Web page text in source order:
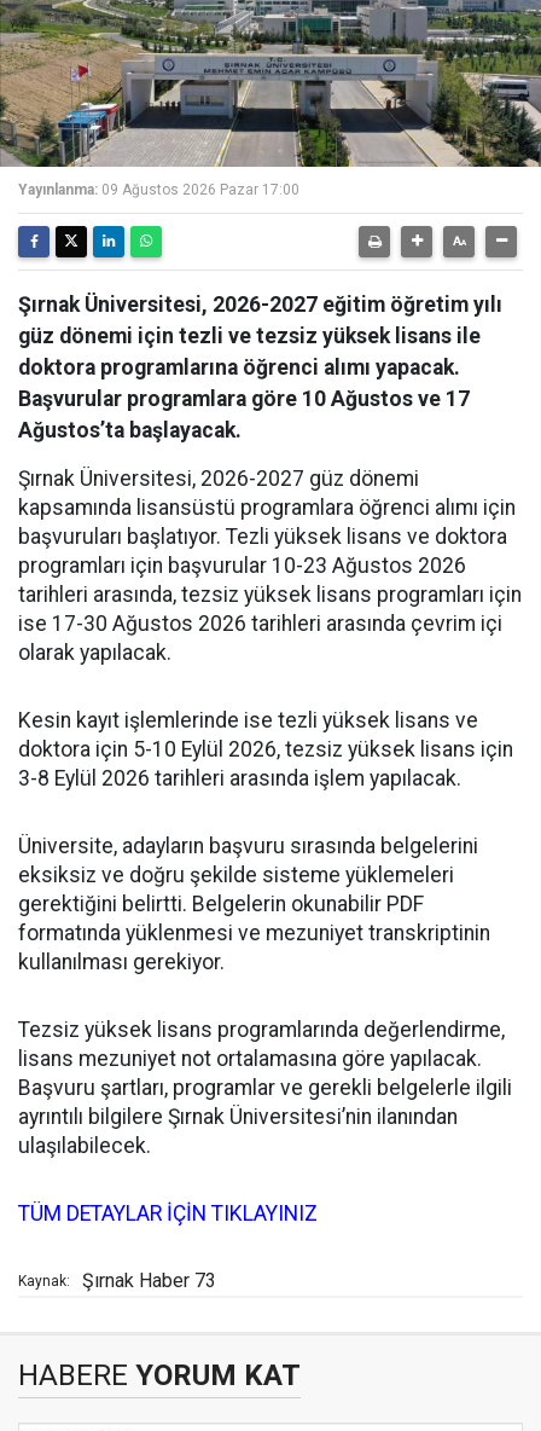
Yayınlanma: 09 Ağustos 2026 Pazar 17:00
Şırnak Üniversitesi, 2026-2027 eğitim öğretim yılı
güz dönemi için tezli ve tezsiz yüksek lisans ile
doktora programlarına öğrenci alımı yapacak.
Başvurular programlara göre 10 Ağustos ve 17
Ağustos’ta başlayacak.
Şırnak Üniversitesi, 2026-2027 güz dönemi
kapsamında lisansüstü programlara öğrenci alımı için
başvuruları başlatıyor. Tezli yüksek lisans ve doktora
programları için başvurular 10-23 Ağustos 2026
tarihleri arasında, tezsiz yüksek lisans programları için
ise 17-30 Ağustos 2026 tarihleri arasında çevrim içi
olarak yapılacak.
Kesin kayıt işlemlerinde ise tezli yüksek lisans ve
doktora için 5-10 Eylül 2026, tezsiz yüksek lisans için
3-8 Eylül 2026 tarihleri arasında işlem yapılacak.
Üniversite, adayların başvuru sırasında belgelerini
eksiksiz ve doğru şekilde sisteme yüklemeleri
gerektiğini belirtti. Belgelerin okunabilir PDF
formatında yüklenmesi ve mezuniyet transkriptinin
kullanılması gerekiyor.
Tezsiz yüksek lisans programlarında değerlendirme,
lisans mezuniyet not ortalamasına göre yapılacak.
Başvuru şartları, programlar ve gerekli belgelerle ilgili
ayrıntılı bilgilere Şırnak Üniversitesi’nin ilanından
ulaşılabilecek.
TÜM DETAYLAR İÇİN TIKLAYINIZ
Kaynak: Şırnak Haber 73
HABERE YORUM KAT